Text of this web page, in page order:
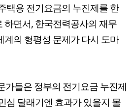
택용 전기요금의 누진제를 한
하면서, 한국전력공사의 재무
계의 형평성 문제가 다시 도마
가들은 정부의 전기요금 누진제
심 달래기엔 효과가 있을지 몰